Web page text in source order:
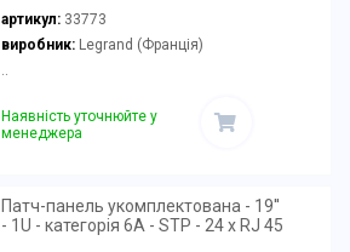
артикул: 33773
виробник:Legrand (Франція)
..
Наявність уточнюйте у
менеджера
Патч-панель укомплектована - 19''
- 1U - категорія 6A - STP - 24 x RJ 45